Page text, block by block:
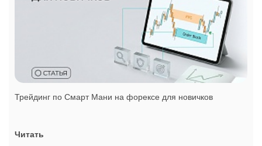
Трейдинг по Смарт Мани на форексе для новичков
Читать